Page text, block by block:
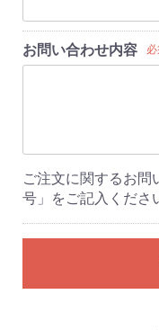
お問い合わせ内容
ご注文に関するお問
号」をご記入くださ